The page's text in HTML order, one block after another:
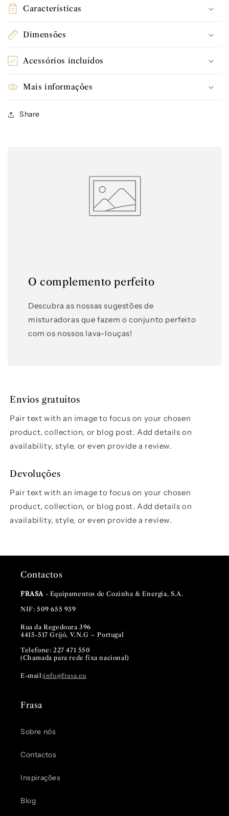
motor
motor
Características
Dimensões
Acessórios incluídos
Mais informações
Share
O complemento perfeito
Descubra as nossas sugestões de
misturadoras que fazem o conjunto perfeito
com os nossos lava-louças!
Envios gratuítos
Pair text with an image to focus on your chosen
product, collection, or blog post. Add details on
availability, style, or even provide a review.
Devoluções
Pair text with an image to focus on your chosen
product, collection, or blog post. Add details on
availability, style, or even provide a review.
Contactos
FRASA - Equipamentos de Cozinha & Energia, S.A.
NIF: 509 655 939
Rua da Regedoura 396
4415-517 Grijó, V.N.G – Portugal
Telefone: 227 471 550
(Chamada para rede fixa nacional)
E-mail:info@frasa.eu
Frasa
Sobre nós
Contactos
Inspirações
Blog